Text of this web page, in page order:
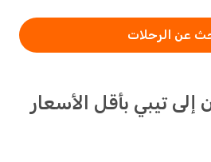
عن الرحلات
تيبي بأقل الأسعار